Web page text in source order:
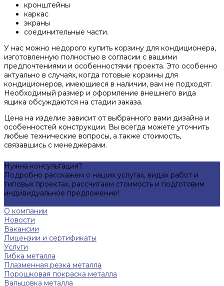
кронштейны
каркас
экраны
соединительные части.
У нас можно недорого купить корзину для кондиционера,
изготовленную полностью в согласии с вашими
предпочтениями и особенностями проекта. Это особенно
актуально в случаях, когда готовые корзины для
кондиционеров, имеющиеся в наличии, вам не подходят.
Необходимый размер и оформление внешнего вида
ящика обсуждаются на стадии заказа.
Цена на изделие зависит от выбранного вами дизайна и
особенностей конструкции. Вы всегда можете уточнить
любые технические вопросы, а также стоимость,
связавшись с менеджерами.
Нужна консультация?
Подробно расскажем о наших услугах, видах работ и
типовых проектах, рассчитаем стоимость и подготовим
индивидуальное предложение!
О компании
Новости
Вакансии
Лицензии и сертификаты
Услуги
Гибка металла
Плазменная резка металла
Порошковая покраска металла
Вальцовка металла